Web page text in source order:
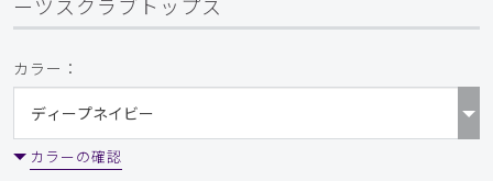
カラー：
カラーの確認